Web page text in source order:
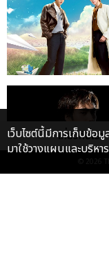
เกี่ยวกับเรา
© 2026
เว็บไซต์นี้มีการเก็บข้อ
มาใช้วางแผนและบริหา